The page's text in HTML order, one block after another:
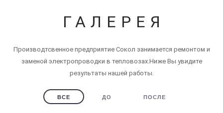
ГАЛЕРЕЯ
Производтсвенное предприятие Сокол занимается ремонтом и
заменой электропроводки в тепловозах.Ниже Вы увидите
результаты нашей работы.
ВСЕ ДО ПОСЛЕ